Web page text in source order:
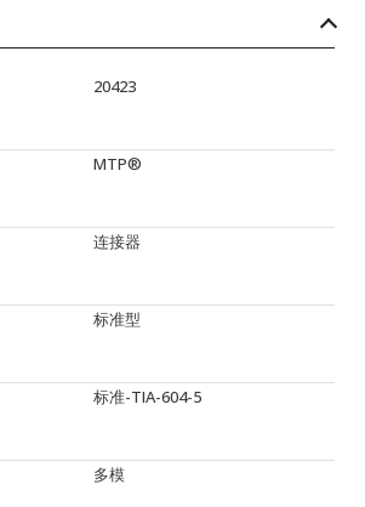
20423
MTP®
连接器
标准型
标准-TIA-604-5
多模